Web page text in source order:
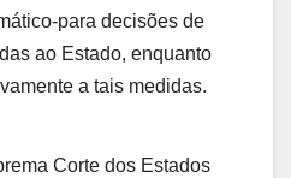
para decisões de
ao Estado, enquanto
a tais medidas.
Corte dos Estados